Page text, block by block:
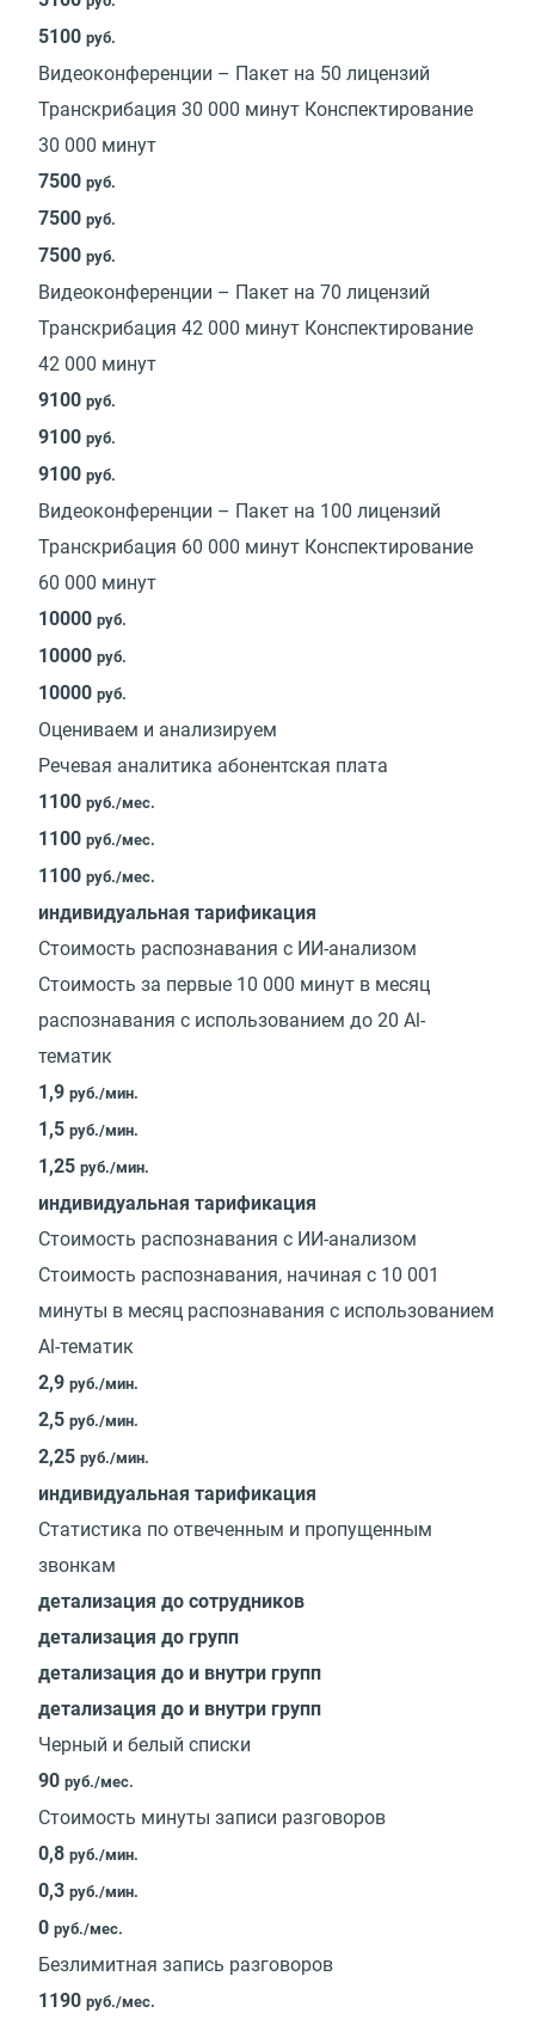
5100 руб.
Видеоконференции – Пакет на 50 лицензий
Транскрибация 30 000 минут Конспектирование
30 000 минут
7500 руб.
7500 руб.
7500 руб.
Видеоконференции – Пакет на 70 лицензий
Транскрибация 42 000 минут Конспектирование
42 000 минут
9100 руб.
9100 руб.
9100 руб.
Видеоконференции – Пакет на 100 лицензий
Транскрибация 60 000 минут Конспектирование
60 000 минут
10000 руб.
10000 руб.
10000 руб.
Оцениваем и анализируем
Речевая аналитика абонентская плата
1100 руб./мес.
1100 руб./мес.
1100 руб./мес.
индивидуальная тарификация
Стоимость распознавания с ИИ-анализом
Стоимость за первые 10 000 минут в месяц
распознавания с использованием до 20 Al-
тематик
1,9 руб./мин.
1,5 руб./мин.
1,25 руб./мин.
индивидуальная тарификация
Стоимость распознавания с ИИ-анализом
Стоимость распознавания, начиная с 10 001
минуты в месяц распознавания с использованием
Al-тематик
2,9 руб./мин.
2,5 руб./мин.
2,25 руб./мин.
индивидуальная тарификация
Статистика по отвеченным и пропущенным
звонкам
детализация до сотрудников
детализация до групп
детализация до и внутри групп
детализация до и внутри групп
Черный и белый списки
90 руб./мес.
Стоимость минуты записи разговоров
0,8 руб./мин.
0,3 руб./мин.
0 руб./мес.
Безлимитная запись разговоров
1190 руб./мес.